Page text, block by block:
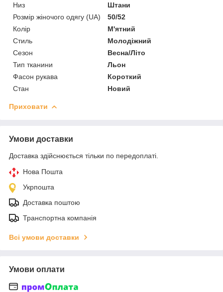
Низ
Штани
Розмір жіночого одягу (UA)
50/52
Колір
М'ятний
Стиль
Молодіжний
Сезон
Весна/Літо
Тип тканини
Льон
Фасон рукава
Короткий
Стан
Новий
Приховати
Умови доставки
Доставка здійснюється тільки по передоплаті.
Нова Пошта
Укрпошта
Доставка поштою
Транспортна компанія
Всі умови доставки
Умови оплати